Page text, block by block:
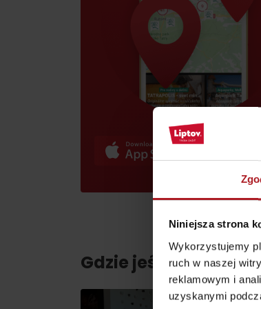
Niniejsza strona
Wykorzystujemy
ruch w naszej
reklamowym i
uzyskanymi
Znajdź go razem z
Liptov Region Card!
Pogoda i kamery
Liptov Region Card!
VŠETKY ČLÁNKY
Gdzie jeść i pić w